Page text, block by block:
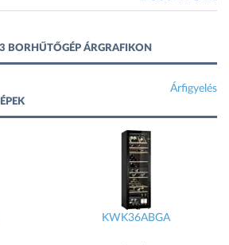
BORHŰTŐGÉP ÁRGRAFIKON
Árfigyelés
KWK36ABGA